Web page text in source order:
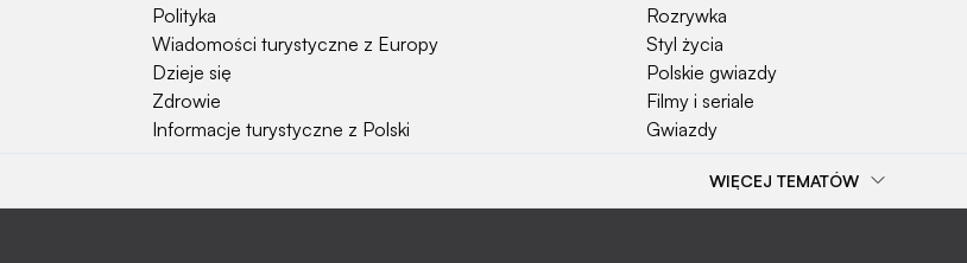
Polityka
Wiadomości turystyczne z Europy
Dzieje się
Zdrowie
Informacje turystyczne z Polski
Rozrywka
Styl życia
Polskie gwiazdy
Filmy i seriale
Gwiazdy
Natura i Hobby
Popularne tematy
WIĘCEJ TEMATÓW